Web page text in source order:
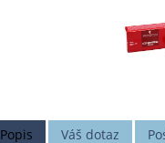
Popis Váš dotaz